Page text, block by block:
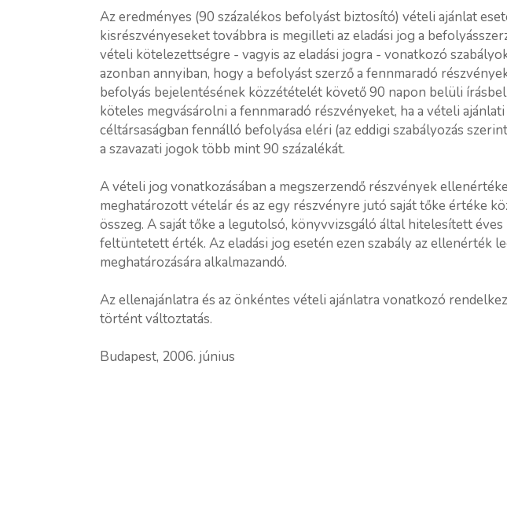
Az eredményes (90 százalékos befolyást biztosító) vételi ajánlat
kisrészvényeseket továbbra is megilleti az eladási jog a
vételi kötelezettségre - vagyis az eladási jogra - vonatkozó
azonban annyiban, hogy a befolyást szerző a fennmaradó
befolyás bejelentésének közzétételét követő 90 napon belüli
köteles megvásárolni a fennmaradó részvényeket, ha a vételi
céltársaságban fennálló befolyása eléri (az eddigi szabályozás
a szavazati jogok több mint 90 százalékát.
A vételi jog vonatkozásában a megszerzendő részvények
meghatározott vételár és az egy részvényre jutó saját tőke értéke
összeg. A saját tőke a legutolsó, könyvvizsgáló által hitelesített éves
feltüntetett érték. Az eladási jog esetén ezen szabály az ellenérték
meghatározására alkalmazandó.
Az ellenajánlatra és az önkéntes vételi ajánlatra vonatkozó
történt változtatás.
Budapest, 2006. június